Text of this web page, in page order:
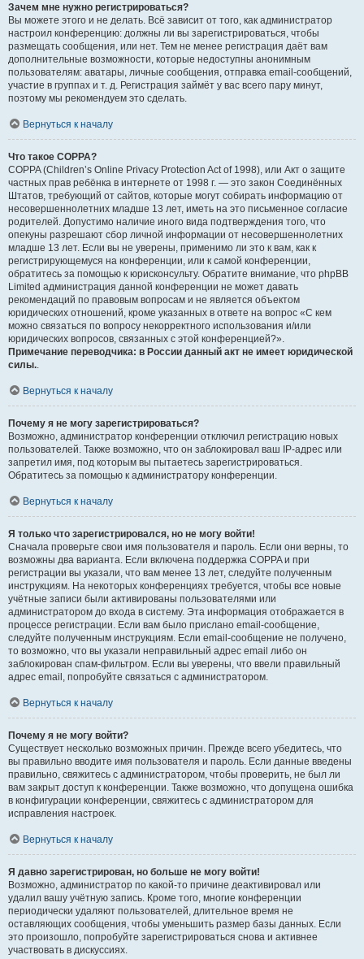
Зачем мне нужно регистрироваться?
Вы можете этого и не делать. Всё зависит от того, как администратор
настроил конференцию: должны ли вы зарегистрироваться, чтобы
размещать сообщения, или нет. Тем не менее регистрация даёт вам
дополнительные возможности, которые недоступны анонимным
пользователям: аватары, личные сообщения, отправка email-сообщений,
участие в группах и т. д. Регистрация займёт у вас всего пару минут,
поэтому мы рекомендуем это сделать.
Вернуться к началу
Что такое COPPA?
COPPA (Children’s Online Privacy Protection Act of 1998), или Акт о защите
частных прав ребёнка в интернете от 1998 г. — это закон Соединённых
Штатов, требующий от сайтов, которые могут собирать информацию от
несовершеннолетних младше 13 лет, иметь на это письменное согласие
родителей. Допустимо наличие иного вида подтверждения того, что
опекуны разрешают сбор личной информации от несовершеннолетних
младше 13 лет. Если вы не уверены, применимо ли это к вам, как к
регистрирующемуся на конференции, или к самой конференции,
обратитесь за помощью к юрисконсульту. Обратите внимание, что phpBB
Limited администрация данной конференции не может давать
рекомендаций по правовым вопросам и не является объектом
юридических отношений, кроме указанных в ответе на вопрос «С кем
можно связаться по вопросу некорректного использования и/или
юридических вопросов, связанных с этой конференцией?».
Примечание переводчика: в России данный акт не имеет юридической
силы.
Вернуться к началу
Почему я не могу зарегистрироваться?
Возможно, администратор конференции отключил регистрацию новых
пользователей. Также возможно, что он заблокировал ваш IP-адрес или
запретил имя, под которым вы пытаетесь зарегистрироваться.
Обратитесь за помощью к администратору конференции.
Вернуться к началу
Я только что зарегистрировался, но не могу войти!
Сначала проверьте свои имя пользователя и пароль. Если они верны, то
возможны два варианта. Если включена поддержка COPPA и при
регистрации вы указали, что вам менее 13 лет, следуйте полученным
инструкциям. На некоторых конференциях требуется, чтобы все новые
учётные записи были активированы пользователями или
администратором до входа в систему. Эта информация отображается в
процессе регистрации. Если вам было прислано email-сообщение,
следуйте полученным инструкциям. Если email-сообщение не получено,
то возможно, что вы указали неправильный адрес email либо он
заблокирован спам-фильтром. Если вы уверены, что ввели правильный
адрес email, попробуйте связаться с администратором.
Вернуться к началу
Почему я не могу войти?
Существует несколько возможных причин. Прежде всего убедитесь, что
вы правильно вводите имя пользователя и пароль. Если данные введены
правильно, свяжитесь с администратором, чтобы проверить, не был ли
вам закрыт доступ к конференции. Также возможно, что допущена ошибка
в конфигурации конференции, свяжитесь с администратором для
исправления настроек.
Вернуться к началу
Я давно зарегистрирован, но больше не могу войти!
Возможно, администратор по какой-то причине деактивировал или
удалил вашу учётную запись. Кроме того, многие конференции
периодически удаляют пользователей, длительное время не
оставляющих сообщения, чтобы уменьшить размер базы данных. Если
это произошло, попробуйте зарегистрироваться снова и активнее
участвовать в дискуссиях.